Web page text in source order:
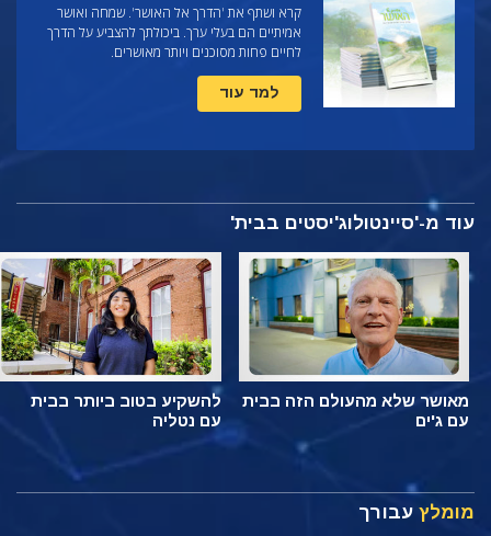
קרא ושתף את'הדרך אל האושר'. שמחה ואושר
אמיתיים הם בעלי ערך. ביכולתך להצביע על הדרך
לחיים פחות מסוכנים ויותר מאושרים.
למד עוד
עוד מ-'סיינטולוג'יסטים בבית'
מאושר שלא מהעולם הזה בבית
עם ג'ים
להשקיע בטוב ביותר בבית
עם נטליה
מומלץ עבורך